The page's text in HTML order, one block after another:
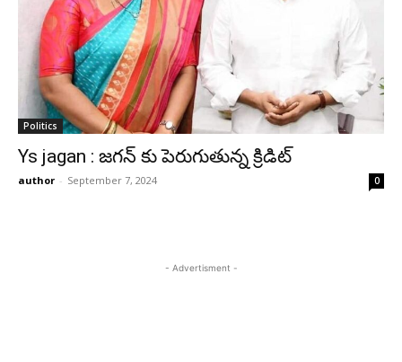
Politics
Ys jagan : జగన్ కు పెరుగుతున్న క్రిడిట్
author - September 7, 2024 0
- Advertisment -